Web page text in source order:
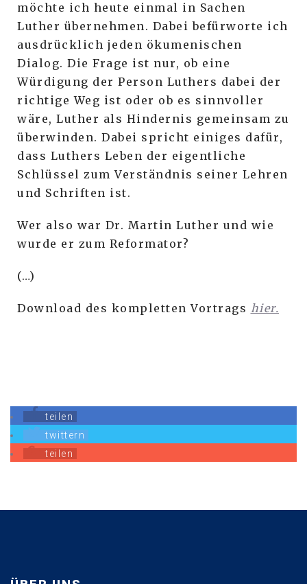
möchte ich heute einmal in Sachen
Luther übernehmen. Dabei befürworte ich
ausdrücklich jeden ökumenischen
Dialog. Die Frage ist nur, ob eine
Würdigung der Person Luthers dabei der
richtige Weg ist oder ob es sinnvoller
wäre, Luther als Hindernis gemeinsam zu
überwinden. Dabei spricht einiges dafür,
dass Luthers Leben der eigentliche
Schlüssel zum Verständnis seiner Lehren
und Schriften ist.
Wer also war Dr. Martin Luther und wie
wurde er zum Reformator?
(…)
Download des kompletten Vortrags hier.
teilen
twittern
teilen